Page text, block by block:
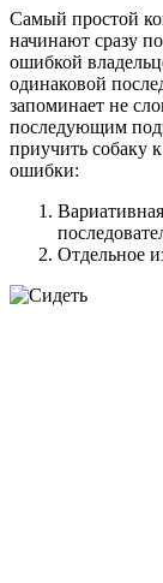
Самый простой
начинают сразу
ошибкой
одинаковой
запоминает не
последующим
приучить собаку
ошибки:
Отдельное